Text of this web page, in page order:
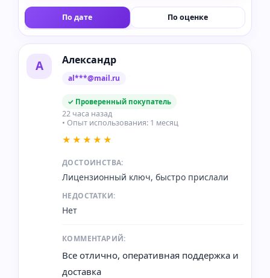
По дате По оценке
А Александр
al***@mail.ru
✓ Проверенный покупатель
22 часа назад
• Опыт использования: 1 месяц
★★★★★
ДОСТОИНСТВА:
Лицензионный ключ, быстро прислали
НЕДОСТАТКИ:
Нет
КОММЕНТАРИЙ:
Все отлично, оперативная поддержка и
доставка